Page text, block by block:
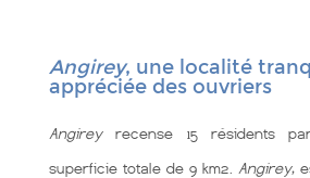
Angirey, une localité
appréciée des ouvriers
Angireyrecense 15 résidents
superficie totale de 9 km2. Angirey,